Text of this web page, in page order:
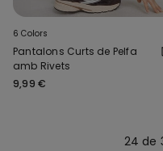
6 Colors
Pantalons Curts de Pelfa
amb Rivets
9,99 €
24 de